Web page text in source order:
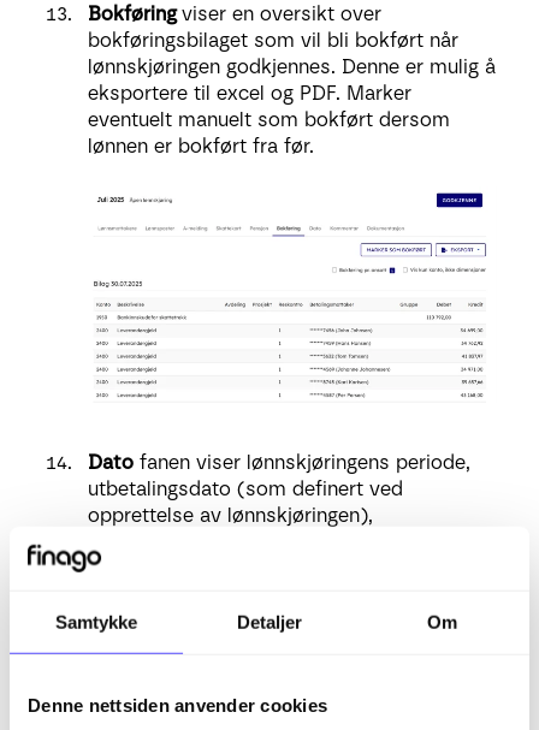
Samtykke Detaljer Om
Denne nettsiden anvender cookies
Bokføringviser en oversikt over
bokføringsbilaget som vil bli bokført når
lønnskjøringen godkjennes. Denne er mulig å
eksportere til excel og PDF. Marker
eventuelt manuelt som bokført dersom
lønnen er bokført fra før.
Dato fanen viser lønnskjøringens periode,
utbetalingsdato (som definert ved
opprettelse av lønnskjøringen),
Dersom det er behov for å
melding kan dette gjøres her via "Lukk
lønnskjøring".
NB: Mtp. endringene med betaling av